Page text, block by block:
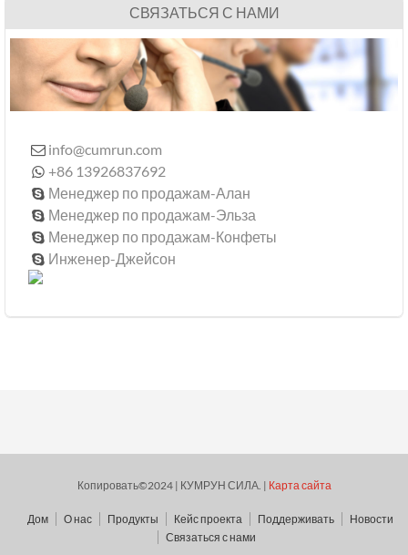
СВЯЗАТЬСЯ С НАМИ
 info@cumrun.com
 +86 13926837692
 Менеджер по продажам-Алан
 Менеджер по продажам-Эльза
 Менеджер по продажам-Конфеты
 Инженер-Джейсон
Копировать©2024 | КУМРУН СИЛА. | Карта сайта
Дом О нас Продукты Кейс проекта Поддерживать
Новости
Связаться с нами